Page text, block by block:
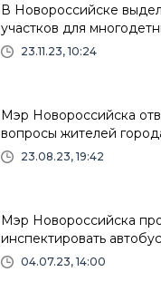
В Новороссийске
участков для
23.11.23, 10:24
Мэр Новороссийска
вопросы жителей
23.08.23, 19:42
Мэр Новороссийска
инспектировать
04.07.23, 14:00